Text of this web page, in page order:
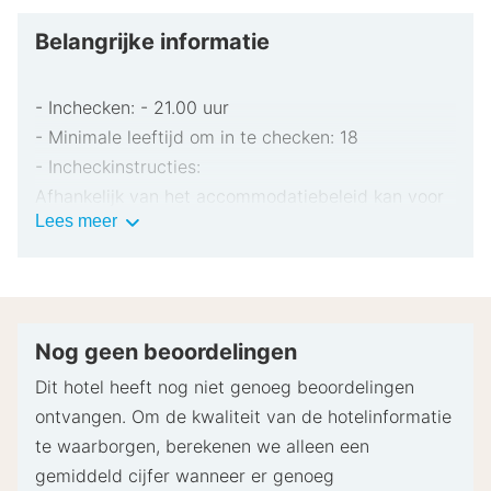
Belangrijke informatie
- Inchecken: - 21.00 uur
- Minimale leeftijd om in te checken: 18
- Incheckinstructies:
Afhankelijk van het accommodatiebeleid kan voor
extra personen een toeslag in rekening worden
pinpas of borgsom in contanten te verstrekken
Speciale verzoeken worden onder voorbehoud van
beschikbaarheid bij het inchecken ingewilligd.
Hiervoor kunnen extra kosten in rekening worden
Lees meerBelangrijke
Nog geen beoordelingen
Dit hotel heeft nog niet genoeg beoordelingen
ontvangen. Om de kwaliteit van de hotelinformatie
te waarborgen, berekenen we alleen een
gemiddeld cijfer wanneer er genoeg